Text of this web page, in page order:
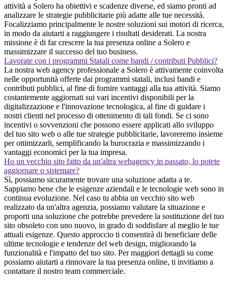
attività a Solero ha obiettivi e scadenze diverse, ed siamo pronti ad
analizzare le strategie pubblicitarie più adatte alle tue necessità.
Focalizziamo principalmente le nostre soluzioni sui motori di ricerca,
in modo da aiutarti a raggiungere i risultati desiderati. La nostra
missione è di far crescere la tua presenza online a Solero e
massimizzare il successo del tuo business.
Lavorate con i programmi Statali come bandi / contributi Pubblici?
La nostra web agency professionale a Solero è attivamente coinvolta
nelle opportunità offerte dai programmi statali, inclusi bandi e
contributi pubblici, al fine di fornire vantaggi alla tua attività. Siamo
costantemente aggiornati sui vari incentivi disponibili per la
digitalizzazione e l'innovazione tecnologica, al fine di guidare i
nostri clienti nel processo di ottenimento di tali fondi. Se ci sono
incentivi o sovvenzioni che possono essere applicati allo sviluppo
del tuo sito web o alle tue strategie pubblicitarie, lavoreremo insieme
per ottimizzarli, semplificando la burocrazia e massimizzando i
vantaggi economici per la tua impresa.
Ho un vecchio sito fatto da un'altra webagency in passato, lo potete
aggiornare o sistemare?
Sì, possiamo sicuramente trovare una soluzione adatta a te.
Sappiamo bene che le esigenze aziendali e le tecnologie web sono in
continua evoluzione. Nel caso tu abbia un vecchio sito web
realizzato da un'altra agenzia, possiamo valutare la situazione e
proporti una soluzione che potrebbe prevedere la sostituzione del tuo
sito obsoleto con uno nuovo, in grado di soddisfare al meglio le tue
attuali esigenze. Questo approccio ti consentirà di beneficiare delle
ultime tecnologie e tendenze del web design, migliorando la
funzionalità e l'impatto del tuo sito. Per maggiori dettagli su come
possiamo aiutarti a rinnovare la tua presenza online, ti invitiamo a
contattare il nostro team commerciale.